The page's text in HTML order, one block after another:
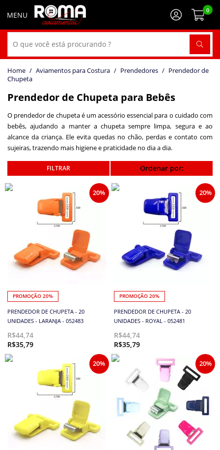
0
Aviamentos para Costura Prendedores
Prendedor de
Chupeta
Prendedor de Chupeta para Bebês
O prendedor de chupeta é um acessório essencial para o cuidado com
bebês, ajudando a manter a chupeta sempre limpa, segura e ao
alcance da criança. Ele evita quedas no chão, perdas e contato com
sujeiras, trazendo mais higiene e praticidade no dia a dia.
Ordenar por:
PROMOÇÃO 20%
PRENDEDOR DE CHUPETA - 20
UNIDADES - LARANJA - 052483
R$44,74
R$35,79
20%
PROMOÇÃO 20%
PRENDEDOR DE CHUPETA - 20
UNIDADES - ROYAL - 052481
R$44,74
R$35,79
20%
20% 20%